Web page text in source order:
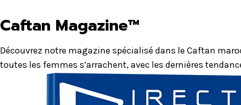
Caftan Magazine™
Découvrez notre magazine spécialisé dans le Caftan
toutes les femmes s’arrachent, avec les dernières